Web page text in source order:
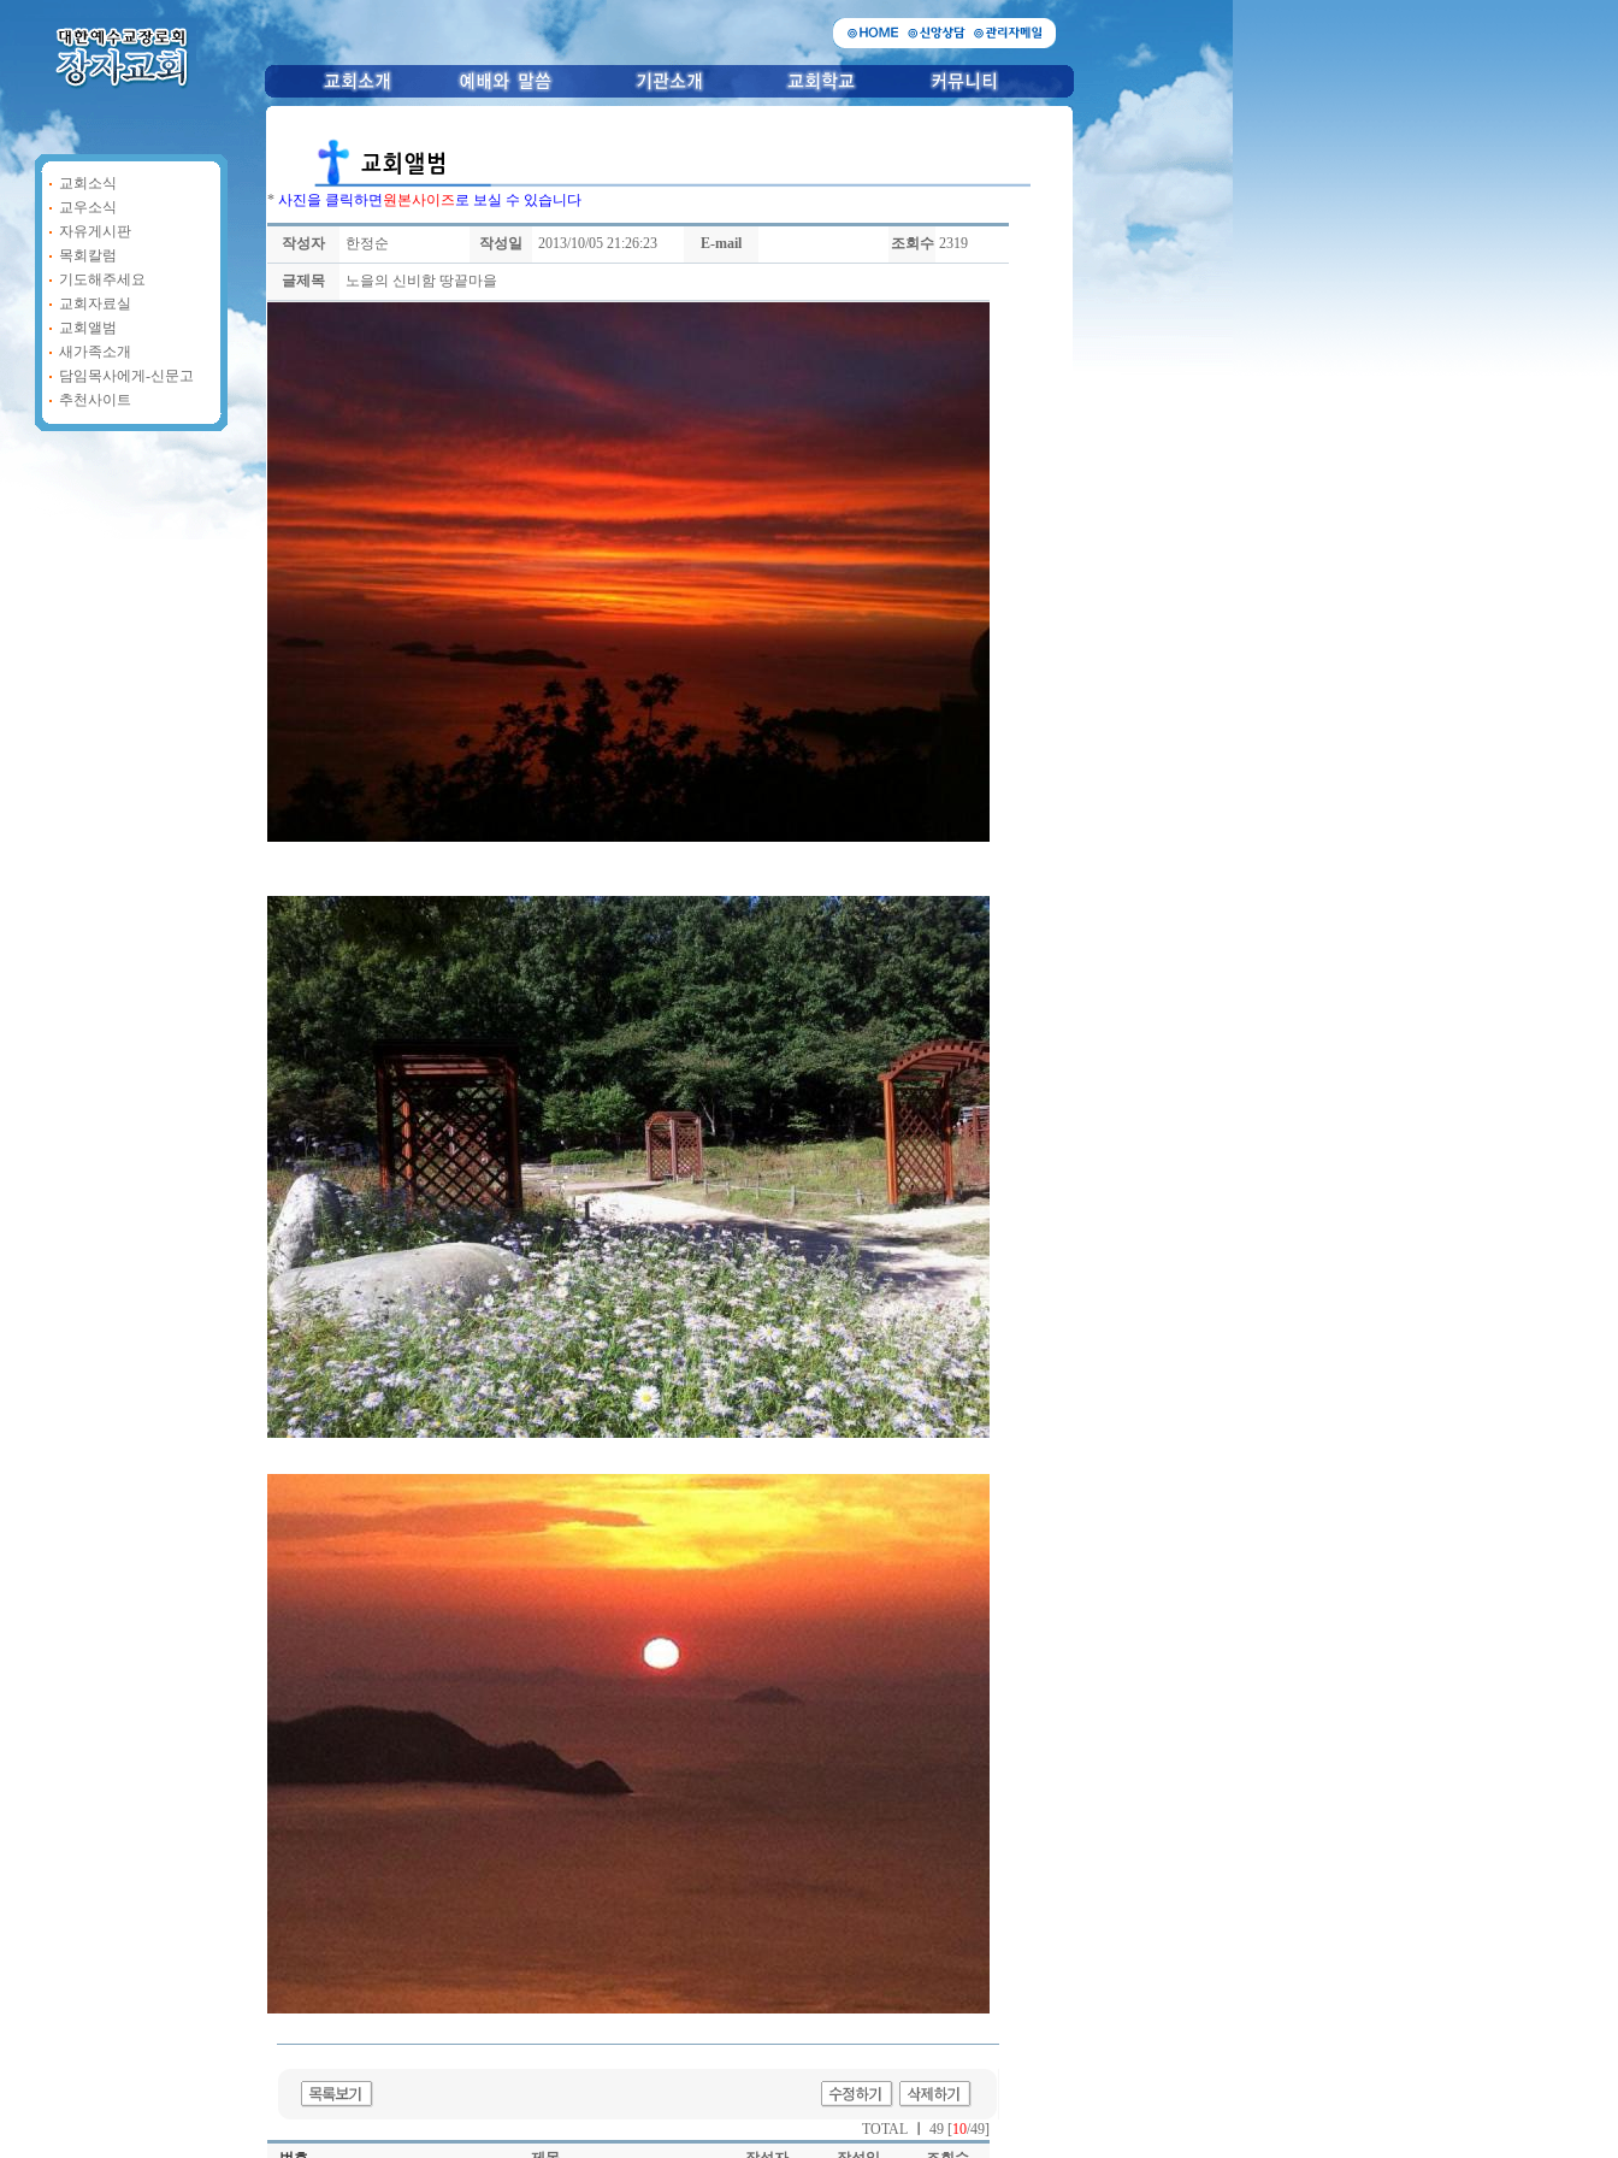
교회소식
교우소식
자유게시판
목회칼럼
기도해주세요
교회자료실
교회앨범
새가족소개
담임목사에게-신문고
추천사이트
* 사진을 클릭하면 원본사이즈로 보실 수 있습니다
작성자 한정순 작성일 2013/10/05 21:26:23 E-mail 조회수 2319
글제목 노을의 신비함 땅끝마을
TOTAL 49 [10/49]